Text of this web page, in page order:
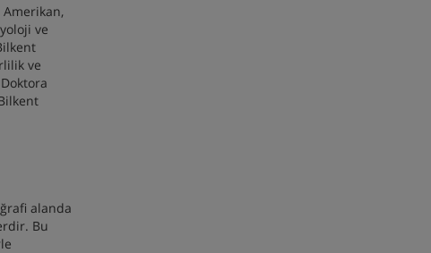
Amerikan,
ve
ve
alanda
Bu